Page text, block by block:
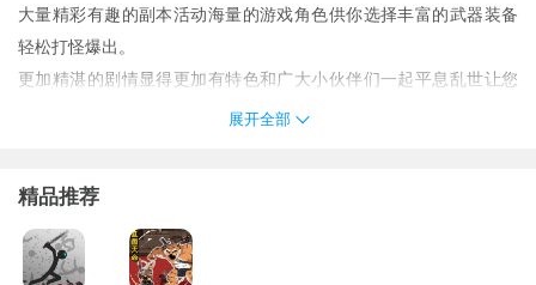
大量精彩有趣的副本活动海量的游戏角色供你选择丰富的武器装备
轻松打怪爆出。
更加精湛的剧情显得更加有特色和广大小伙伴们一起平息乱世让您
家也能进行反击去进攻敌人自己的基地。
魔王与迷宮特色
1、◎宠物觉醒后可增加多种宠物被动技能。
展开全部
精品推荐